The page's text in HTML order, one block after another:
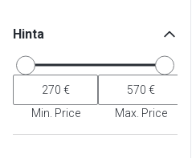
Hinta
Min. Price Max. Price